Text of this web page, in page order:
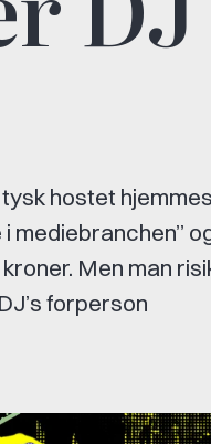
hostet
mediebranchen”
Men man
forperson